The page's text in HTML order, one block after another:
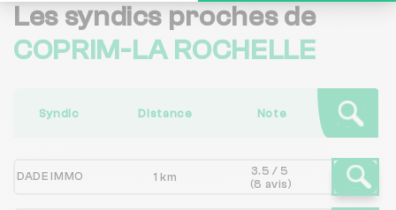
Les syndics proches de
COPRIM-LA ROCHELLE
Syndic Distance Note
DADE IMMO 1 km
3.5 / 5
(8 avis)